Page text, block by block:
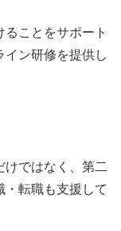
ことをサポート
イン研修を提供し
けではなく、第二
・転職も支援して